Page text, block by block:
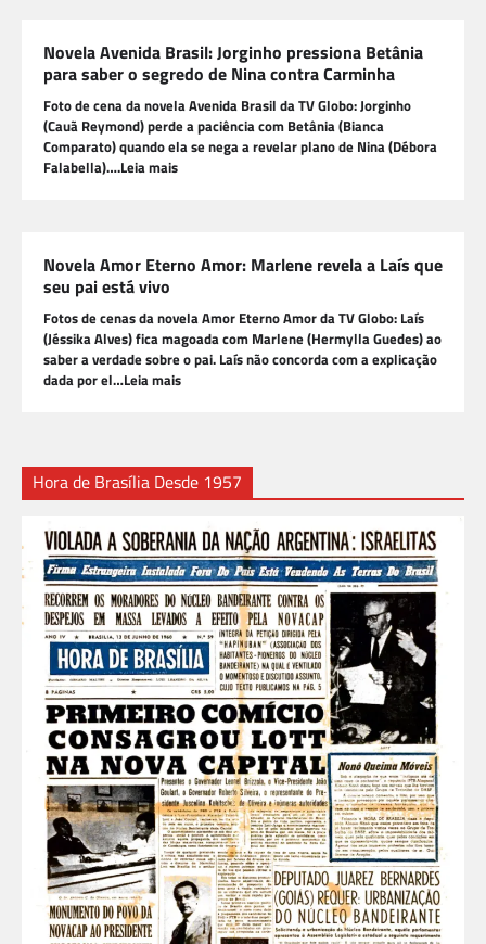
Novela Avenida Brasil: Jorginho pressiona Betânia
para saber o segredo de Nina contra Carminha
Foto de cena da novela Avenida Brasil da TV Globo: Jorginho
(Cauã Reymond) perde a paciência com Betânia (Bianca
Comparato) quando ela se nega a revelar plano de Nina (Débora
Falabella)….Leia mais
Novela Amor Eterno Amor: Marlene revela a Laís que
seu pai está vivo
Fotos de cenas da novela Amor Eterno Amor da TV Globo: Laís
(Jéssika Alves) fica magoada com Marlene (Hermylla Guedes) ao
saber a verdade sobre o pai. Laís não concorda com a explicação
dada por el…Leia mais
Hora de Brasília Desde 1957